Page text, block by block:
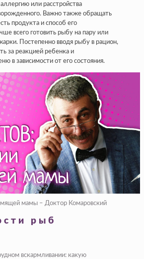
или расстройства
Важно также обращать
продукта и способ его
всего готовить рыбу на пару или
Постепенно вводя рыбу в рацион,
за реакцией ребенка и
в зависимости от его состояния.
мамы – Доктор Комаровский
рыб